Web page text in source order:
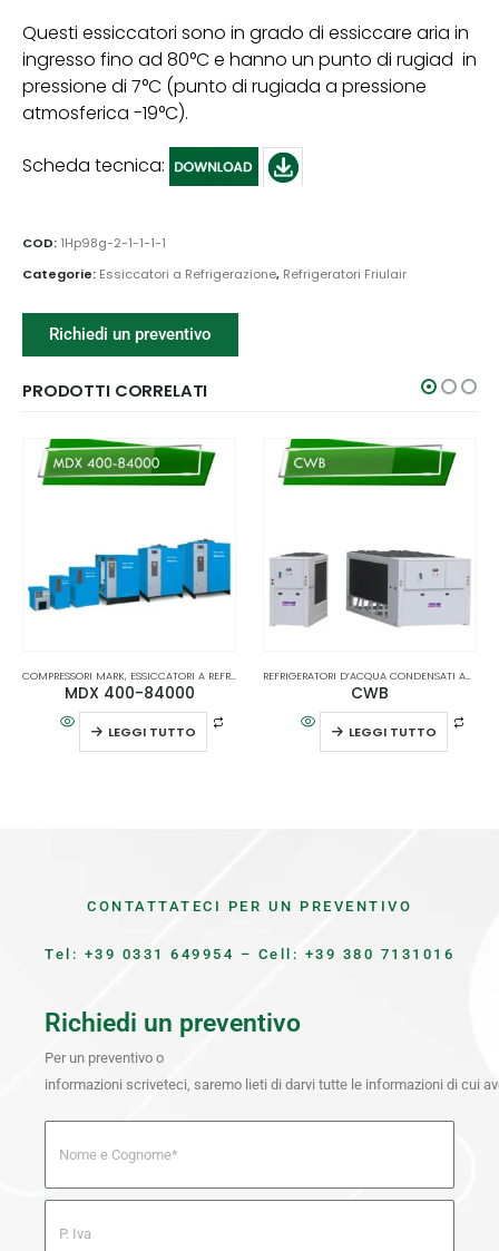
Questi essiccatori sono in grado di essiccare aria in
ingresso fino ad 80°C e hanno un punto di rugiad in
pressione di 7°C (punto di rugiada a pressione
atmosferica -19°C).
Scheda tecnica:
COD: 1Hp98g-2-1-1-1-1
Categorie: Essiccatori a Refrigerazione, Refrigeratori Friulair
Richiedi un preventivo
PRODOTTI CORRELATI
COMPRESSORI MARK, ESSICCATORI A REFRIGERAZIONE ,IN EVIDENZA
MDX 400-84000
LEGGI TUTTO
REFRIGERATORI D’ACQUA CONDENSATI AD ARIA
CWB
LEGGI TUTTO
CONTATTATECI PER UN PREVENTIVO
Tel: +39 0331 649954 – Cell: +39 380 7131016
Richiedi un preventivo
Per un preventivo o
informazioni scriveteci, saremo lieti di darvi tutte le informazioni di cui